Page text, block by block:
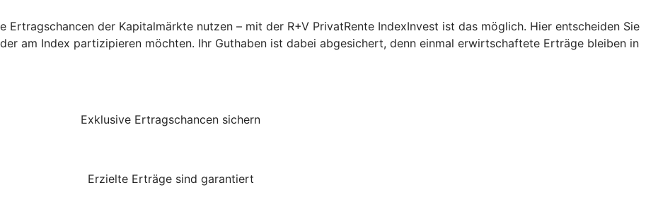
der Kapitalmärkte nutzen – mit der R+V PrivatRente IndexInvest ist das möglich. Hier entscheiden Sie
am Index partizipieren möchten. Ihr Guthaben ist dabei abgesichert, denn einmal erwirtschaftete Erträge bleiben in
Exklusive Ertragschancen sichern
Erzielte Erträge sind garantiert